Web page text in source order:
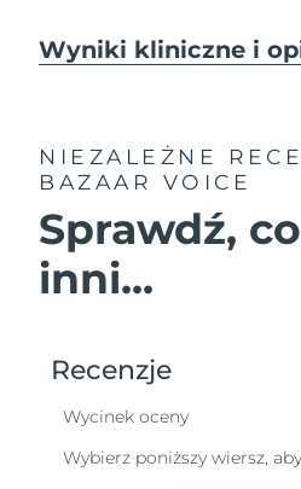
Wyniki kliniczne i
NIEZALEŻNE
BAZAAR VOICE
Sprawdź,
inni...